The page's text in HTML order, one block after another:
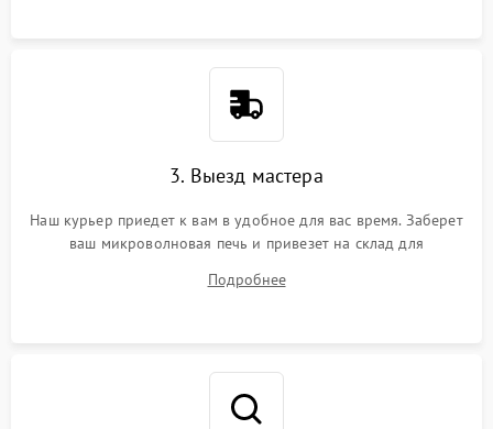
3. Выезд мастера
Наш курьер приедет к вам в удобное для вас время. Заберет
ваш микроволновая печь и привезет на склад для
Подробнее